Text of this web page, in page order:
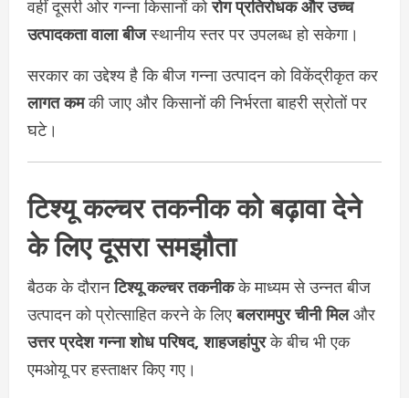
वहीं दूसरी ओर गन्ना किसानों कोरोग प्रतिरोधक और उच्च
उत्पादकता वाला बीजस्थानीय स्तर पर उपलब्ध हो सकेगा।
सरकार का उद्देश्य है कि बीज गन्ना उत्पादन को विकेंद्रीकृत कर
लागत कमकी जाए और किसानों की निर्भरता बाहरी स्रोतों पर
घटे।
टिश्यू कल्चर तकनीक को बढ़ावा देने
के लिए दूसरा समझौता
बैठक के दौरानटिश्यू कल्चर तकनीकके माध्यम से उन्नत बीज
उत्पादन को प्रोत्साहित करने के लिएबलरामपुर चीनी मिलऔर
उत्तर प्रदेश गन्ना शोध परिषद, शाहजहांपुरके बीच भी एक
एमओयू पर हस्ताक्षर किए गए।